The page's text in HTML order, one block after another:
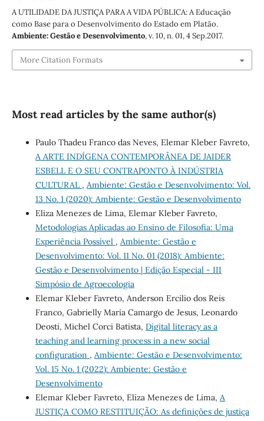
A UTILIDADE DA JUSTIÇA PARA A VIDA PÚBLICA: A Educação
como Base para o Desenvolvimento do Estado em Platão.
Ambiente: Gestão e Desenvolvimento, v. 10, n. 01, 4 Sep.2017.
More Citation Formats
Most read articles by the same author(s)
Paulo Thadeu Franco das Neves, Elemar Kleber Favreto,
A ARTE INDÍGENA CONTEMPORÂNEA DE JAIDER
ESBELL E O SEU CONTRAPONTO À INDÚSTRIA
CULTURAL , Ambiente: Gestão e Desenvolvimento: Vol.
13 No. 1 (2020): Ambiente: Gestão e Desenvolvimento
Eliza Menezes de Lima, Elemar Kleber Favreto,
Metodologias Aplicadas ao Ensino de Filosofia: Uma
Experiência Possível , Ambiente: Gestão e
Desenvolvimento: Vol. 11 No. 01 (2018): Ambiente:
Gestão e Desenvolvimento | Edição Especial - III
Simpósio de Agroecologia
Elemar Kleber Favreto, Anderson Ercilio dos Reis
Franco, Gabrielly Maria Camargo de Jesus, Leonardo
Deosti, Michel Corci Batista, Digital literacy as a
teaching and learning process in a new social
configuration , Ambiente: Gestão e Desenvolvimento:
Vol. 15 No. 1 (2022): Ambiente: Gestão e
Desenvolvimento
Elemar Kleber Favreto, Eliza Menezes de Lima, A
JUSTIÇA COMO RESTITUIÇÃO: As definições de justiça